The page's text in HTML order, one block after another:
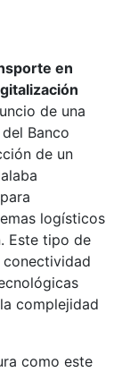
en
de una
Banco
de un
logísticos
Este tipo de
complejidad
como este